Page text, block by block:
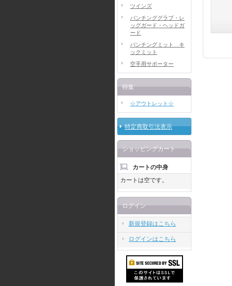
ツインズ
パンチンググラブ・レ
ッグガード・ヘッドガ
ード
パンチングミット キ
ックミット
空手用サポーター
特集
☆アウトレット☆
特定商取引法表示
ショッピングカート
カートの中身
カートは空です。
ログイン
新規登録はこちら
ログインはこちら